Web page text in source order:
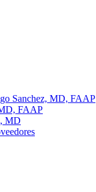
Sanchez, MD, FAAP
FAAP
MD